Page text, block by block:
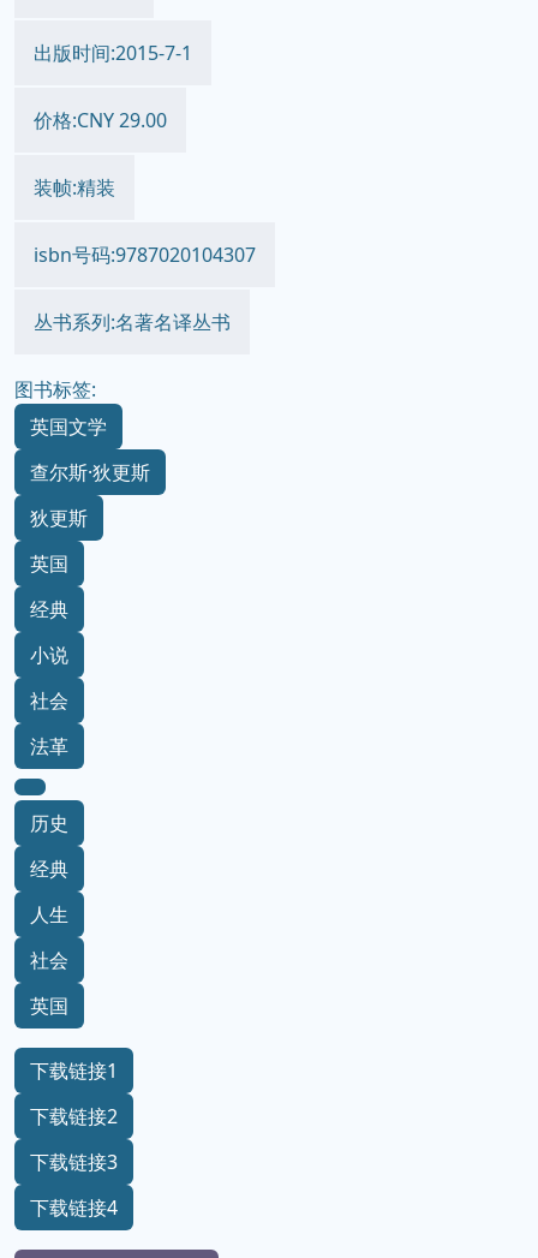
出版时间:2015-7-1
价格:CNY 29.00
装帧:精装
isbn号码:9787020104307
丛书系列:名著名译丛书
图书标签:
英国文学
查尔斯·狄更斯
狄更斯
英国
经典
小说
社会
法革
历史
经典
人生
社会
英国
下载链接1
下载链接2
下载链接3
下载链接4